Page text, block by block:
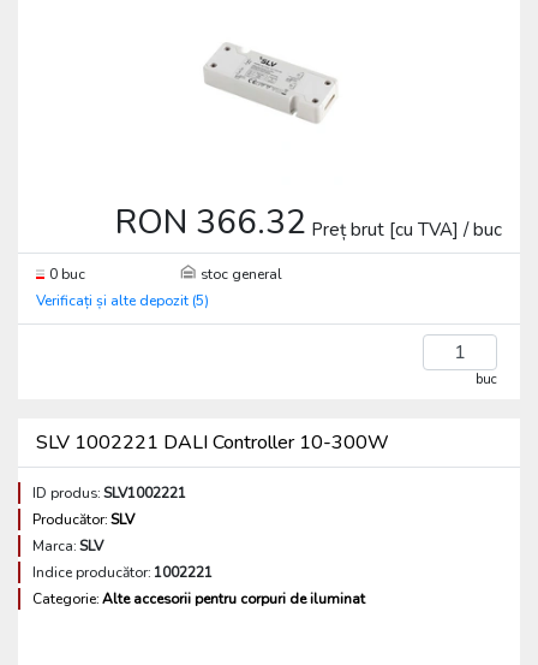
RON 366.32 Preț brut [cu TVA] / buc
0 buc
stoc general
Verificați și alte depozit (5)
buc
SLV 1002221 DALI Controller 10-300W
ID produs:SLV1002221
Producător:SLV
Marca:SLV
Indice producător: 1002221
Categorie:Alte accesorii pentru corpuri de iluminat